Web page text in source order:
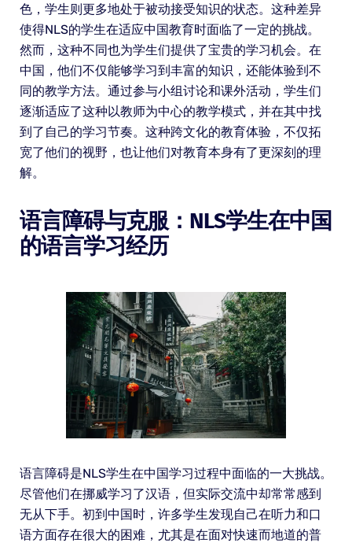
色，学生则更多地处于被动接受知识的状态。这种差异
使得NLS的学生在适应中国教育时面临了一定的挑战。
然而，这种不同也为学生们提供了宝贵的学习机会。在
中国，他们不仅能够学习到丰富的知识，还能体验到不
同的教学方法。通过参与小组讨论和课外活动，学生们
逐渐适应了这种以教师为中心的教学模式，并在其中找
到了自己的学习节奏。这种跨文化的教育体验，不仅拓
宽了他们的视野，也让他们对教育本身有了更深刻的理
解。
语言障碍与克服：NLS学生在中国
的语言学习经历
语言障碍是NLS学生在中国学习过程中面临的一大挑战。
尽管他们在挪威学习了汉语，但实际交流中却常常感到
无从下手。初到中国时，许多学生发现自己在听力和口
语方面存在很大的困难，尤其是在面对快速而地道的普